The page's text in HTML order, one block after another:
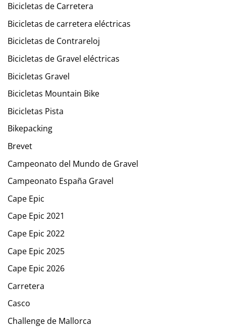
Bicicletas de Carretera
Bicicletas de carretera eléctricas
Bicicletas de Contrareloj
Bicicletas de Gravel eléctricas
Bicicletas Gravel
Bicicletas Mountain Bike
Bicicletas Pista
Bikepacking
Brevet
Campeonato del Mundo de Gravel
Campeonato España Gravel
Cape Epic
Cape Epic 2021
Cape Epic 2022
Cape Epic 2025
Cape Epic 2026
Carretera
Casco
Challenge de Mallorca